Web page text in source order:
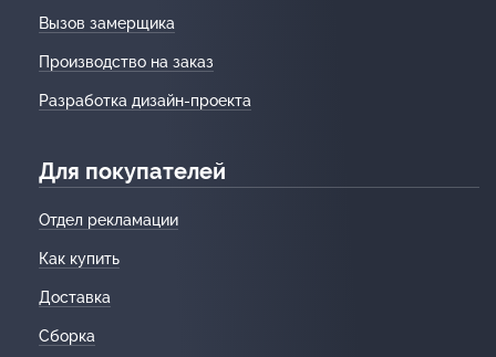
Вызов замерщика
Производство на заказ
Разработка дизайн-проекта
Для покупателей
Отдел рекламации
Как купить
Доставка
Сборка